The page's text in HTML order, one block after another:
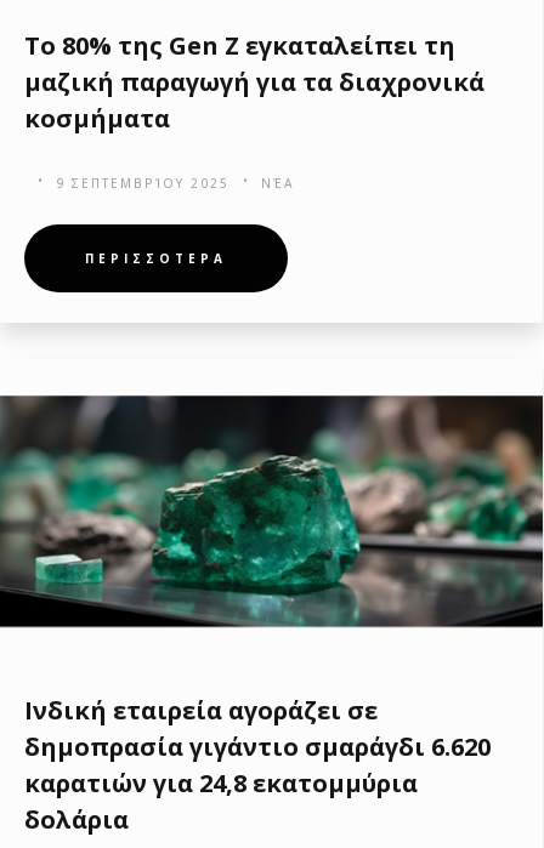
Το 80% της Gen Ζ εγκαταλείπει τη
μαζική παραγωγή για τα διαχρονικά
κοσμήματα
9 ΣΕΠΤΕΜΒΡΊΟΥ 2025 ΝΈΑ
ΠΕΡΙΣΣΟΤΕΡΑ
Ινδική εταιρεία αγοράζει σε
δημοπρασία γιγάντιο σμαράγδι 6.620
καρατιών για 24,8 εκατομμύρια
δολάρια